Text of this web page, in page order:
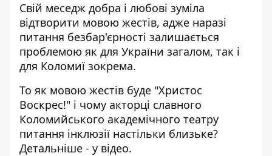
Свій меседж добра і любові зуміла
відтворити мовою жестів, адже наразі
питання безбар'єрності залишається
проблемою як для України загалом, так і
для Коломиї зокрема.
То як мовою жестів буде "Христос
Воскрес!" і чому акторці славного
Коломийського академічного театру
питання інклюзії настільки близьке?
Детальніше - у відео.